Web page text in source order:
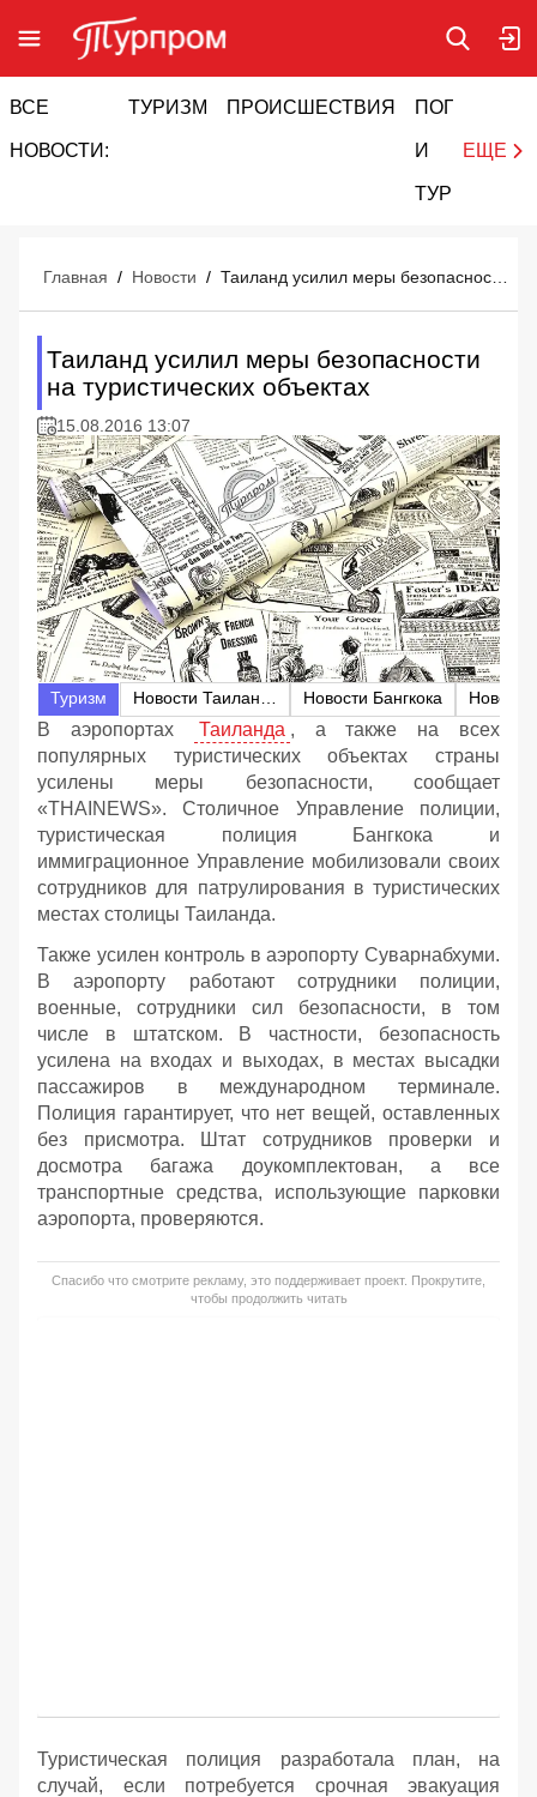
ВСЕ
НОВОСТИ:
ТУРИЗМ ПРОИСШЕСТВИЯ ПОГОДА
И
ТУРИЗМ
ЕЩЕ
Главная / Новости /
Таиланд усилил меры безопасности
на туристических объектах
15.08.2016 13:07
Туризм Новости Бангкока
В аэропортах Таиланда , а также на всех
популярных туристических объектах страны
усилены меры безопасности, сообщает
«THAINEWS». Столичное Управление полиции,
туристическая полиция Бангкока и
иммиграционное Управление мобилизовали своих
сотрудников для патрулирования в туристических
местах столицы Таиланда.
Также усилен контроль в аэропорту Суварнабхуми.
В аэропорту работают сотрудники полиции,
военные, сотрудники сил безопасности, в том
числе в штатском. В частности, безопасность
усилена на входах и выходах, в местах высадки
пассажиров в международном терминале.
Полиция гарантирует, что нет вещей, оставленных
без присмотра. Штат сотрудников проверки и
досмотра багажа доукомплектован, а все
транспортные средства, использующие парковки
аэропорта, проверяются.
Спасибо что смотрите рекламу, это поддерживает проект. Прокрутите,
чтобы продолжить читать
Туристическая полиция разработала план, на
случай, если потребуется срочная эвакуация